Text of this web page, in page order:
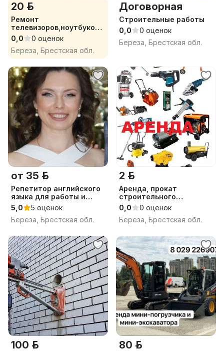
20 р.
Ремонт
телевизоров,ноутбуков,з
аправка картриджей.
0,0
0 оценок
Береза, Брестская обл.
Договорная
Строительные работы
0,0
0 оценок
Береза, Брестская обл.
от 35 р.
Репетитор английского
языка для работы и
общения
5,0
5 оценок
Береза, Брестская обл.
2 р.
Аренда, прокат
строительного
инструмента
0,0
0 оценок
Береза, Брестская обл.
100 р. 80 р.